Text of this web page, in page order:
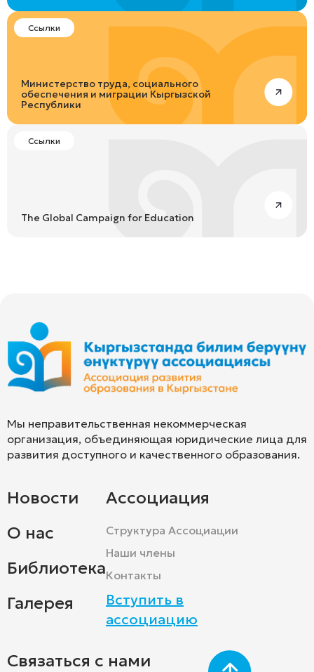
Ссылки
Министерство труда, социального
обеспечения и миграции Кыргызской
Республики
Ссылки
The Global Campaign for Education
Мы неправительственная некоммерческая
организация, объединяющая юридические лица для
развития доступного и качественного образования.
Новости
О нас
Библиотека
Галерея
Ассоциация
Структура Ассоциации
Наши члены
Контакты
Вступить в
ассоциацию
Связаться с нами